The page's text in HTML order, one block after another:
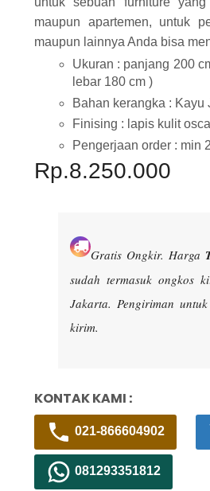
maupun apartemen, untuk
maupun lainnya Anda bisa
Ukuran : panjang 200
lebar 180 cm )
Bahan kerangka : Kayu
Finising : lapis kulit
Pengerjaan order : min
Rp.8.250.000
Gratis Ongkir. Harga
sudah termasuk ongkos
Jakarta. Pengiriman
kirim.
KONTAK KAMI :
021-866604902
081293351812